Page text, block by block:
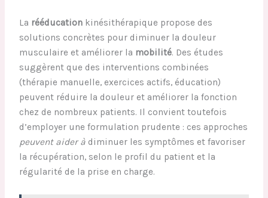
La rééducation kinésithérapique propose des
solutions concrètes pour diminuer la douleur
musculaire et améliorer la mobilité. Des études
suggèrent que des interventions combinées
(thérapie manuelle, exercices actifs, éducation)
peuvent réduire la douleur et améliorer la fonction
chez de nombreux patients. Il convient toutefois
d’employer une formulation prudente : ces approches
peuvent aider à diminuer les symptômes et favoriser
la récupération, selon le profil du patient et la
régularité de la prise en charge.